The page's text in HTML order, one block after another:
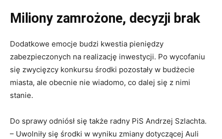
Miliony zamrożone, decyzji brak
Dodatkowe emocje budzi kwestia pieniędzy
zabezpieczonych na realizację inwestycji. Po wycofaniu
się zwycięzcy konkursu środki pozostały w budżecie
miasta, ale obecnie nie wiadomo, co dalej się z nimi
stanie.
Do sprawy odniósł się także radny PiS Andrzej Szlachta.
– Uwolniły się środki w wyniku zmiany dotyczącej Auli